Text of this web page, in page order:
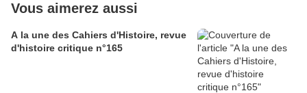
Vous aimerez aussi
A la une des Cahiers d'Histoire, revue
d'histoire critique n°165